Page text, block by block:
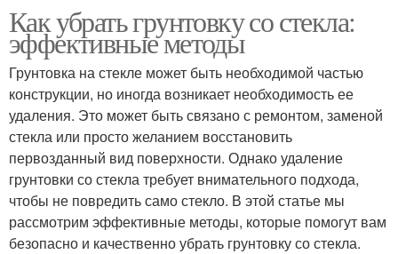
Как убрать грунтовку со стекла:
эффективные методы
Грунтовка на стекле может быть необходимой частью
конструкции, но иногда возникает необходимость ее
удаления. Это может быть связано с ремонтом, заменой
стекла или просто желанием восстановить
первозданный вид поверхности. Однако удаление
грунтовки со стекла требует внимательного подхода,
чтобы не повредить само стекло. В этой статье мы
рассмотрим эффективные методы, которые помогут вам
безопасно и качественно убрать грунтовку со стекла.